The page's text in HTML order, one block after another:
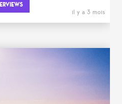
il y a 3 mois